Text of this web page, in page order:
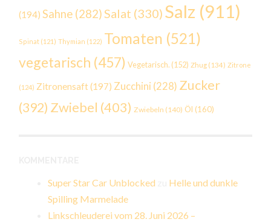
(194) Sahne (282)Salat (330) Salz (911)
Spinat (121) Thymian (122) Tomaten (521)
vegetarisch (457) Vegetarisch. (152) Zhug (134) Zitrone
(124) Zitronensaft(197) Zucchini (228) Zucker
(392) Zwiebel (403) Zwiebeln (140) Öl (160)
Super Star Car Unblocked
Helle und dunkle
Spilling Marmelade
Linkschleuderei vom 28. Juni 2026 –